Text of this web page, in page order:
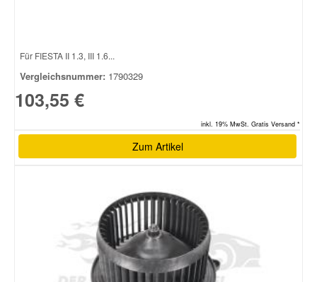
Für FIESTA II 1.3, III 1.6...
Vergleichsnummer: 1790329
103,55 €
inkl. 19% MwSt. Gratis Versand *
Zum Artikel